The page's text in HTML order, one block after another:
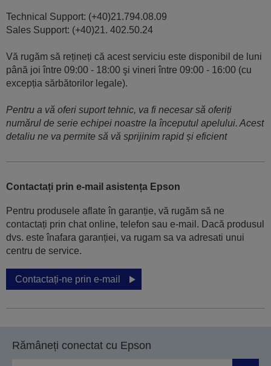
Technical Support: (+40)21.794.08.09
Sales Support: (+40)21. 402.50.24
Vă rugăm să rețineți că acest serviciu este disponibil de luni
până joi între 09:00 - 18:00 şi vineri între 09:00 - 16:00 (cu
excepția sărbătorilor legale).
Pentru a vă oferi suport tehnic, va fi necesar să oferiți
numărul de serie echipei noastre la începutul apelului. Acest
detaliu ne va permite să vă sprijinim rapid și eficient
Contactați prin e-mail asistența Epson
Pentru produsele aflate în garanție, vă rugăm să ne
contactați prin chat online, telefon sau e-mail. Dacă produsul
dvs. este înafara garanției, va rugam sa va adresati unui
centru de service.
Contactați-ne prin e-mail
Rămâneți conectat cu Epson